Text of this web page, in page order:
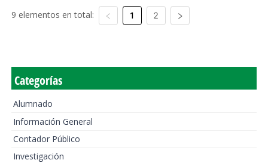
9 elementos en total: 1 2
Categorías
Alumnado
Información General
Contador Público
Investigación